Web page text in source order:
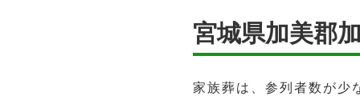
宮城県加美郡
家族葬は、参列者数が少